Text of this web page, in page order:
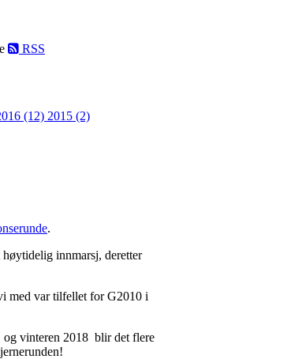
RSS
(12) 2015 (2)
.
innmarsj, deretter
med var tilfellet for G2010 i
og vinteren 2018 blir det flere